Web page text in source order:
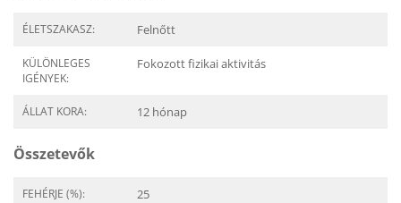
ÉLETSZAKASZ: Felnőtt
KÜLÖNLEGES
IGÉNYEK:
Fokozott fizikai aktivitás
ÁLLAT KORA: 12 hónap
Összetevők
FEHÉRJE (%): 25